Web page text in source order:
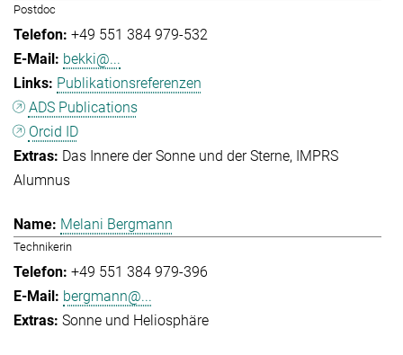
Postdoc
+49 551 384 979-532
bekki@...
Publikationsreferenzen
ADS Publications
Orcid ID
Das Innere der Sonne und der Sterne IMPRS
Alumnus
Melani Bergmann
Technikerin
+49 551 384 979-396
bergmann@...
Sonne und Heliosphäre